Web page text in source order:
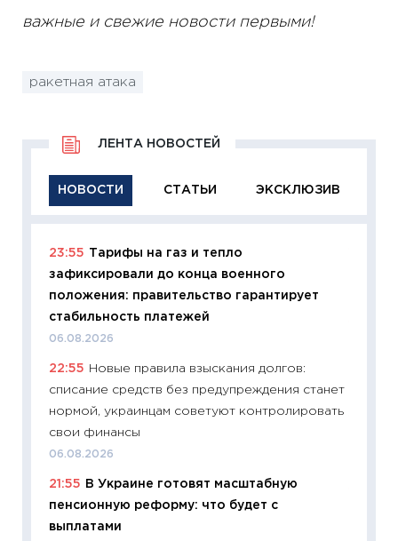
важные и свежие новости первыми!
ракетная атака
НОВОСТИ СТАТЬИ ЭКСКЛЮЗИВ
ЛЕНТА НОВОСТЕЙ
23:55
Тарифы на газ и тепло
зафиксировали до конца военного
положения: правительство гарантирует
стабильность платежей
06.08.2026
22:55
Новые правила взыскания долгов:
списание средств без предупреждения станет
нормой, украинцам советуют контролировать
свои финансы
06.08.2026
21:55
В Украине готовят масштабную
пенсионную реформу: что будет с
выплатами